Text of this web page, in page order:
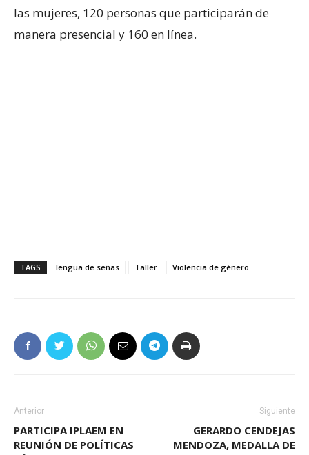
las mujeres, 120 personas que participarán de
manera presencial y 160 en línea.
TAGS lengua de señas Taller Violencia de género
Anterior
PARTICIPA IPLAEM EN
REUNIÓN DE POLÍTICAS
Siguiente
GERARDO CENDEJAS
MENDOZA, MEDALLA DE